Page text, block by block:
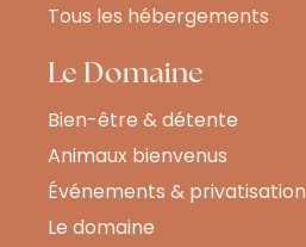
Tous les hébergements
Le Domaine
Bien-être & détente
Animaux bienvenus
Événements & privatisation
Le domaine